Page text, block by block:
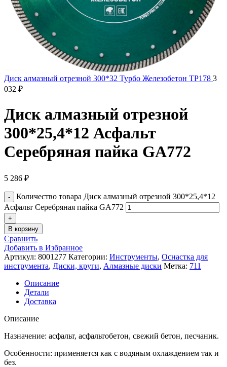
Диск алмазный отрезной 300*32 Турбо Железобетон TP178 3
032 ₽
Диск алмазный отрезной
300*25,4*12 Асфальт
Серебряная пайка GA772
5 286 ₽
Количество товара Диск алмазный отрезной 300*25,4*12
Асфальт Серебряная пайка GA772
В корзину
Сравнить
Добавить в Избранное
Артикул: 8001277 Категории: Инструменты, Оснастка для
инструмента, Диски, круги, Алмазные диски Метка: 711
Описание
Детали
Доставка
Описание
Назначение: асфальт, асфальтобетон, свежий бетон, песчаник.
Особенности: применяется как с водяным охлаждением так и
без.